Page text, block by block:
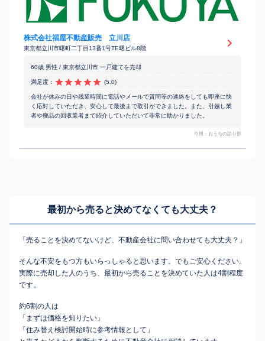
株式会社福屋不動産販売 立川店
東京都立川市曙町二丁目13番1号TE曙ビル8階
60歳 男性 / 東京都立川市 一戸建てを売却
満足度： (5.0)
会社が休みの日や残業時間に電話やメールで質問等の連絡をしても即座に快
く応対していただき、安心して最後まで取引ができました。また、引越し業
者や廃品の回収業者まで紹介していただいて非常に助かりました。
引用：おうちの語り部
最初から売ると決めてなくても大丈夫？
「売ることを決めてないけど、不動産会社に問い合わせても大丈夫？」
そんな不安をもつ方もいらっしゃると思います。でもご安心ください。
実際に売却した人のうち、最初から売ることを決めていた人は4割程度
です。
約6割の人は
「まずは価格を知りたい」
「住み替え検討開始時に参考情報として」